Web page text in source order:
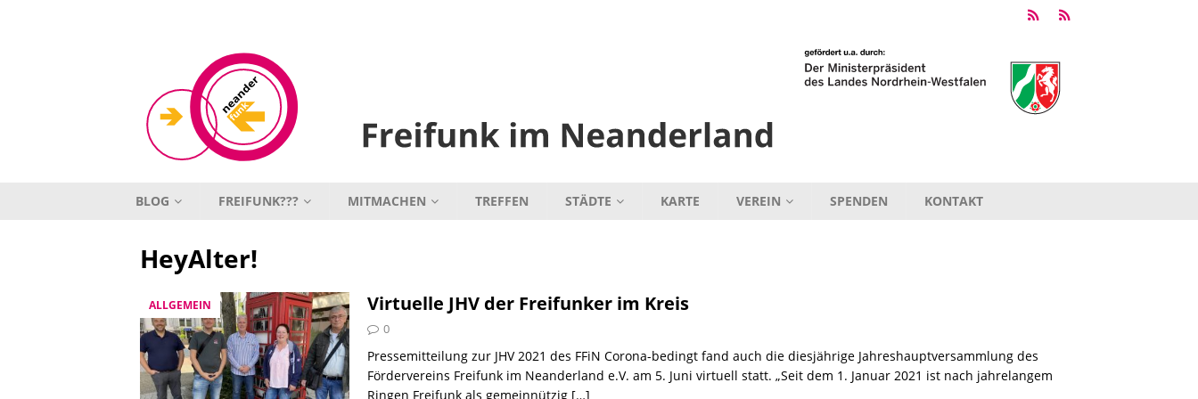
BLOG FREIFUNK??? MITMACHEN TREFFEN STÄDTE KARTE VEREIN SPENDEN KONTAKT
HeyAlter!
ALLGEMEIN Virtuelle JHV der Freifunker im Kreis
0
Pressemitteilung zur JHV 2021 des FFiN Corona-bedingt fand auch die diesjährige Jahreshauptversammlung des
Fördervereins Freifunk im Neanderland e.V. am 5. Juni virtuell statt. „Seit dem 1. Januar 2021 ist nach jahrelangem
Ringen Freifunk als gemeinnützig […]